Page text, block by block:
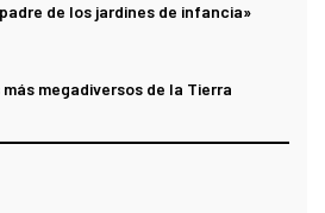
de los jardines de infancia»
megadiversos de la Tierra